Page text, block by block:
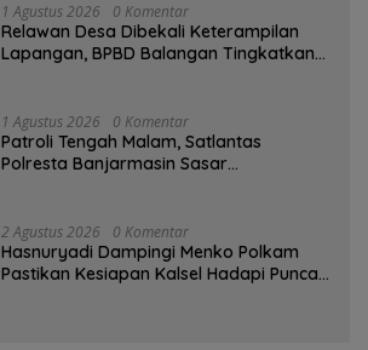
1 Agustus 2026 0 Komentar
Relawan Desa Dibekali Keterampilan
Lapangan, BPBD Balangan Tingkatkan
1 Agustus 2026 0 Komentar
Patroli Tengah Malam, Satlantas
Polresta Banjarmasin Sasar
2 Agustus 2026 0 Komentar
Hasnuryadi Dampingi Menko Polkam
Pastikan Kesiapan Kalsel Hadapi Puncak